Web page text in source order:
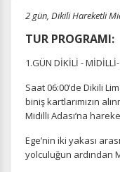
2 gün, Dikili Hareketli
TUR PROGRAMI:
1.GÜN DİKİLİ -
Saat 06:00’de Dikili
biniş kartlarımızın
Midilli Adası’na
Ege’nin iki yakası
yolculuğun ardından